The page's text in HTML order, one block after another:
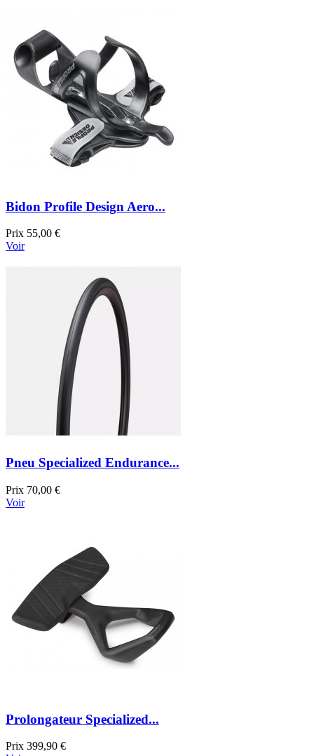
Bidon Profile Design Aero...
Prix 55,00 €
Voir
Pneu Specialized Endurance...
Prix 70,00 €
Voir
Prolongateur Specialized...
Prix 399,90 €